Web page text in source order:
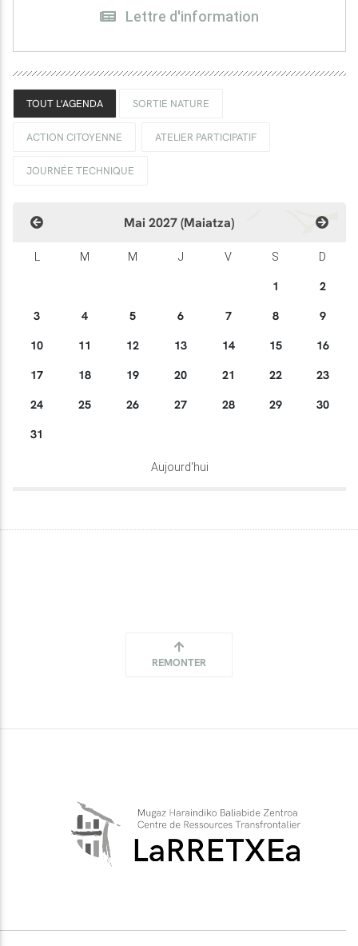
Lettre d'information
TOUT L'AGENDA SORTIE NATURE
ACTION CITOYENNE ATELIER PARTICIPATIF
JOURNÉE TECHNIQUE
Mai 2027 (Maiatza)
L M M J V S D
1 2
3 4 5 6 7 8 9
10 11 12 13 14 15 16
17 18 19 20 21 22 23
24 25 26 27 28 29 30
31
Aujourd'hui
REMONTER